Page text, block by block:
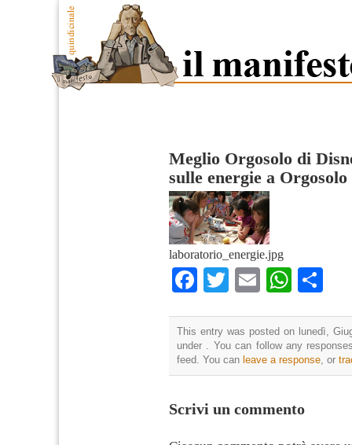
Meglio Orgosolo di
sulle energie a Orgosolo
laboratorio_energie.jpg
Facebook
TwitterEmail
This entry was posted on lunedì,
under . You can follow any
feed. You can leave a response , or
Scrivi un commento